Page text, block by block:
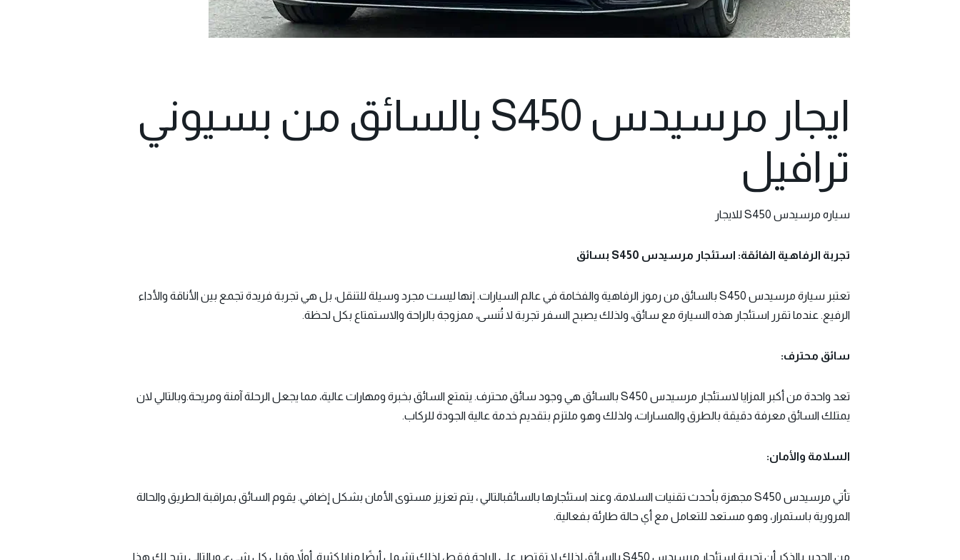
ايجار مرسيدس S450 بالسائق من بسيوني
ترافيل
سياره مرسيدس S450 للايجار
تجربة الرفاهية الفائقة: استئجار مرسيدس S450 بسائق
تعتبر سيارة مرسيدس S450 بالسائق من رموز الرفاهية والفخامة في عالم السيارات. إنها ليست مجرد وسيلة للتنقل، بل هي تجربة فريدة تجمع بين الأناقة والأداء
الرفيع. عندما تقرر استئجار هذه السيارة مع سائق، ولذلك يصبح السفر تجربة لا تُنسى، ممزوجة بالراحة والاستمتاع بكل لحظة.
سائق محترف:
تعد واحدة من أكبر المزايا لاستئجار مرسيدس S450 بالسائق هي وجود سائق محترف. يتمتع السائق بخبرة ومهارات عالية، مما يجعل الرحلة آمنة ومريحة.وبالتالي لان
يمتلك السائق معرفة دقيقة بالطرق والمسارات، ولذلك وهو ملتزم بتقديم خدمة عالية الجودة للركاب.
السلامة والأمان:
تأتي مرسيدس S450 مجهزة بأحدث تقنيات السلامة، وعند استئجارها بالسائقبالتالي ، يتم تعزيز مستوى الأمان بشكل إضافي. يقوم السائق بمراقبة الطريق والحالة
المرورية باستمرار، وهو مستعد للتعامل مع أي حالة طارئة بفعالية.
من الجدير بالذكر أن تجربةاستئجار مرسيدس S450 بالسائق لذلك لا تقتصر على الراحة فقط، لذلك تشمل أيضًا مزايا كثيرة. أولاً وقبل كل شيء، وبالتالي يتيح لك هذا